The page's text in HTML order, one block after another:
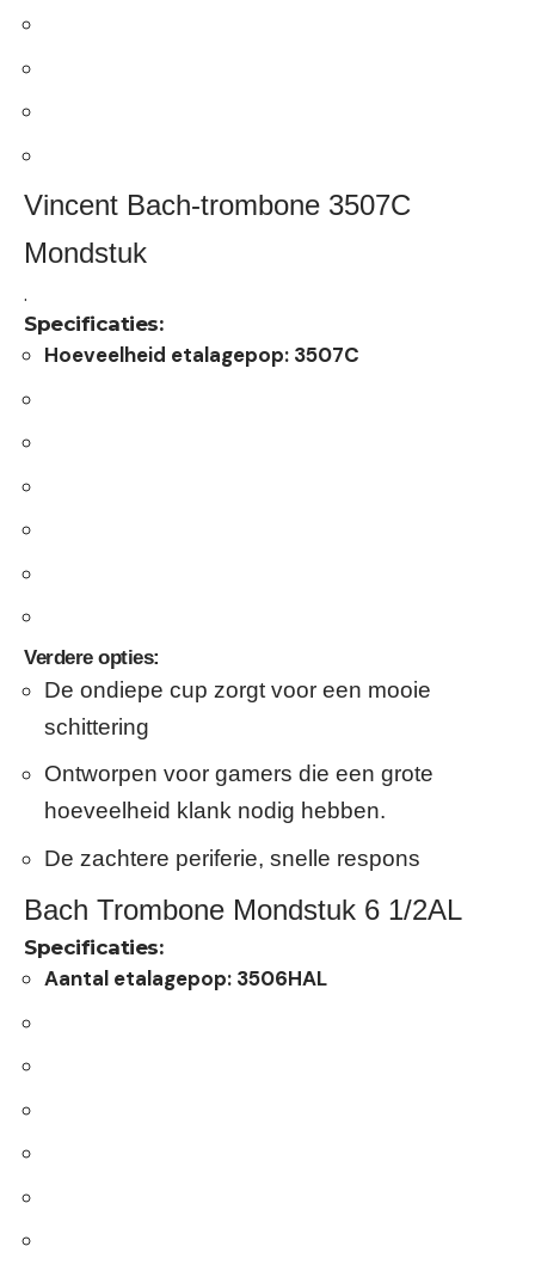
Vincent Bach-trombone 3507C
Mondstuk
.
Specificaties:
Hoeveelheid etalagepop: 3507C
Verdere opties:
De ondiepe cup zorgt voor een mooie
schittering
Ontworpen voor gamers die een grote
hoeveelheid klank nodig hebben.
De zachtere periferie, snelle respons
Bach Trombone Mondstuk 6 1/2AL
Specificaties:
Aantal etalagepop: 3506HAL